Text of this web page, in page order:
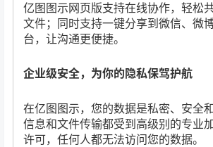
亿图图示网页版支持在线协作，轻松
文件；同时支持一键分享到微信、微
台，让沟通更便捷。
企业级安全，为你的隐私保驾护航
在亿图图示，您的数据是私密、安全
信息和文件传输都受到高级别的专业
许可，任何人都无法访问您的数据。